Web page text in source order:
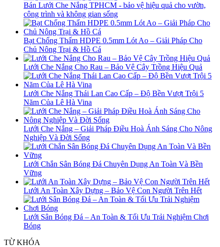
Bán Lưới Che Nắng TPHCM - bảo vệ hiệu quả cho vườn,
công trình và không gian sống
Bạt Chống Thấm HDPE 0.5mm Lót Ao – Giải Pháp Cho
Chủ Nông Trại & Hồ Cá
Lưới Che Nắng Cho Rau – Bảo Vệ Cây Trồng Hiệu Quả
Lưới Che Nắng Thái Lan Cao Cấp – Độ Bền Vượt Trội 5
Năm Của Lê Hà Vina
Lưới Che Nắng – Giải Pháp Điều Hoà Ánh Sáng Cho Nông
Nghiệp Và Đời Sống
Lưới Chắn Sân Bóng Đá Chuyên Dụng An Toàn Và Bền
Vững
Lưới An Toàn Xây Dựng – Bảo Vệ Con Người Trên Hết
Lưới Sân Bóng Đá – An Toàn & Tối Ưu Trải Nghiệm Chơi
Bóng
TỪ KHÓA